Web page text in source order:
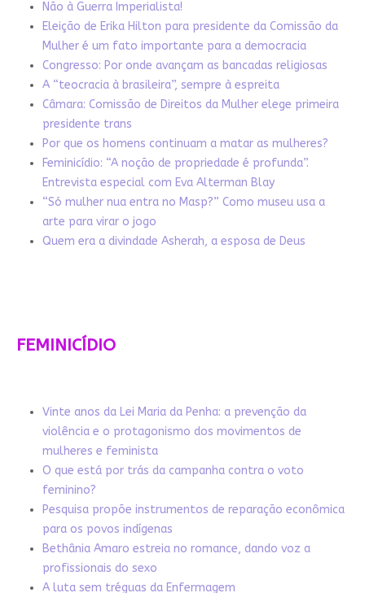
Não à Guerra Imperialista!
Eleição de Erika Hilton para presidente da Comissão da
Mulher é um fato importante para a democracia
Congresso: Por onde avançam as bancadas religiosas
A “teocracia à brasileira”, sempre à espreita
Câmara: Comissão de Direitos da Mulher elege primeira
presidente trans
Por que os homens continuam a matar as mulheres?
Feminicídio: “A noção de propriedade é profunda”.
Entrevista especial com Eva Alterman Blay
“Só mulher nua entra no Masp?” Como museu usa a
arte para virar o jogo
Quem era a divindade Asherah, a esposa de Deus
FEMINICÍDIO
Vinte anos da Lei Maria da Penha: a prevenção da
violência e o protagonismo dos movimentos de
mulheres e feminista
O que está por trás da campanha contra o voto
feminino?
Pesquisa propõe instrumentos de reparação econômica
para os povos indígenas
Bethânia Amaro estreia no romance, dando voz a
profissionais do sexo
A luta sem tréguas da Enfermagem